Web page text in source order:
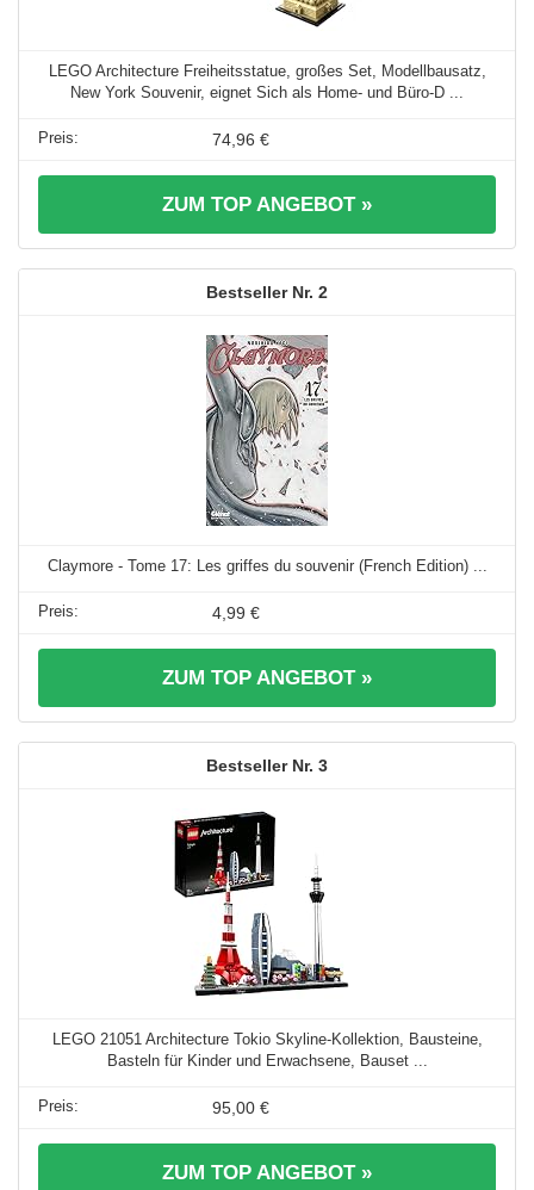
LEGO Architecture Freiheitsstatue, großes Set, Modellbausatz,
New York Souvenir, eignet Sich als Home- und Büro-D ...
74,96 €
ZUM TOP ANGEBOT »
2
Claymore - Tome 17: Les griffes du souvenir (French Edition) ...
4,99 €
ZUM TOP ANGEBOT »
3
LEGO 21051 Architecture Tokio Skyline-Kollektion, Bausteine,
Basteln für Kinder und Erwachsene, Bauset ...
95,00 €
ZUM TOP ANGEBOT »